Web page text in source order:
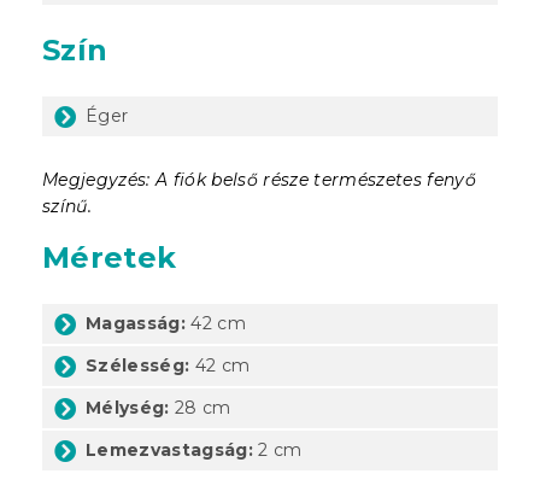
Szín
Éger
Megjegyzés: A fiók belső része természetes fenyő
színű.
Méretek
Magasság: 42 cm
Szélesség: 42 cm
Mélység: 28 cm
Lemezvastagság: 2 cm